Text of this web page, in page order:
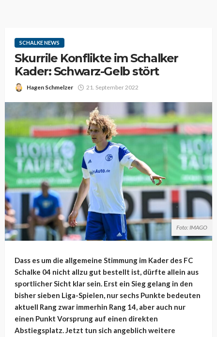
SCHALKE NEWS
Skurrile Konflikte im Schalker
Kader: Schwarz-Gelb stört
Hagen Schmelzer 21. September 2022
Foto: IMAGO
Dass es um die allgemeine Stimmung im Kader des FC
Schalke 04 nicht allzu gut bestellt ist, dürfte allein aus
sportlicher Sicht klar sein. Erst ein Sieg gelang in den
bisher sieben Liga-Spielen, nur sechs Punkte bedeuten
aktuell Rang zwar immerhin Rang 14, aber auch nur
einen Punkt Vorsprung auf einen direkten
Abstiegsplatz. Jetzt tun sich angeblich weitere